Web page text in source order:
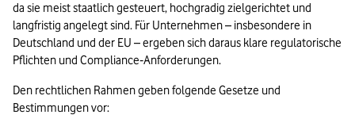
da sie meist staatlich gesteuert, hochgradig zielgerichtet und
langfristig angelegt sind. Für Unternehmen – insbesondere in
Deutschland und der EU – ergeben sich daraus klare regulatorische
Pflichten und Compliance‑Anforderungen.
Den rechtlichen Rahmen geben folgende Gesetze und
Bestimmungen vor: